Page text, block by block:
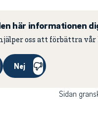
här informationen
oss att förbättra vår
Nej
Sidan